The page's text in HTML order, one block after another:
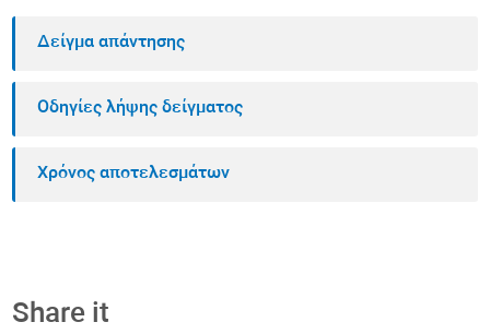
Δείγμα απάντησης
Οδηγίες λήψης δείγματος
Χρόνος αποτελεσμάτων
Share it